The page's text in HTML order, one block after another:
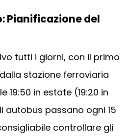
Pianificazione del
tutti i giorni, con il primo
stazione ferroviaria
19:50 in estate (19:20 in
autobus passano ogni 15
controllare gli